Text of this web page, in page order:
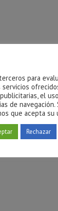
para
el
de navegación.
que acepta su
Rechazar